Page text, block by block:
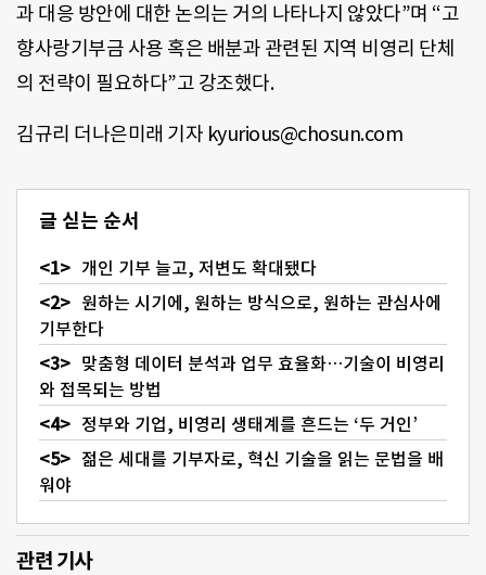
과 대응 방안에 대한 논의는 거의 나타나지 않았다”며 “고
향사랑기부금 사용 혹은 배분과 관련된 지역 비영리 단체
의 전략이 필요하다”고 강조했다.
김규리 더나은미래 기자 kyurious@chosun.com
글 싣는 순서
개인 기부 늘고, 저변도 확대됐다
원하는 시기에, 원하는 방식으로, 원하는 관심사에
기부한다
맞춤형 데이터 분석과 업무 효율화…기술이 비영리
와 접목되는 방법
정부와 기업, 비영리 생태계를 흔드는 ‘두 거인’
젊은 세대를 기부자로, 혁신 기술을 읽는 문법을 배
워야
관련 기사